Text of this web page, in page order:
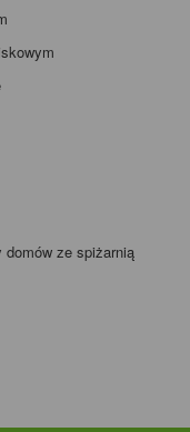
domów ze spiżarnią